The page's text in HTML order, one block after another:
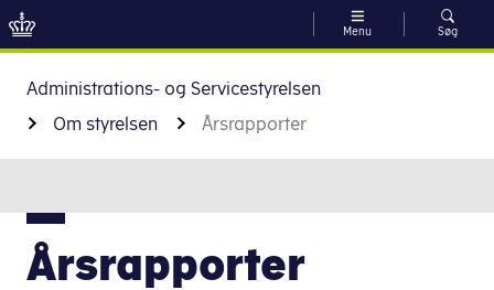
Menu Søg
Administrations- og Servicestyrelsen
Om styrelsen
Årsrapporter
Årsrapporter